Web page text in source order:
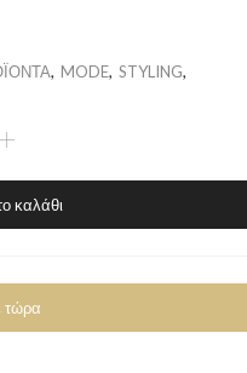
, MODE, STYLING,
καλάθι
τώρα